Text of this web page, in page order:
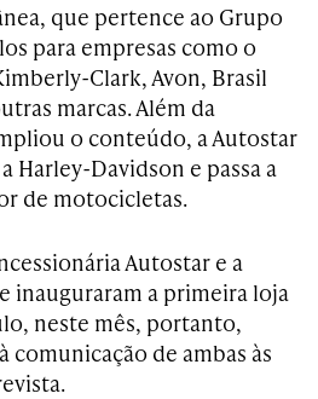
que pertence ao Grupo
para empresas como o
Clark, Avon, Brasil
marcas. Além da
o conteúdo, a Autostar
Harley-Davidson e passa a
de motocicletas.
Autostar e a
inauguraram a primeira loja
neste mês, portanto,
comunicação de ambas às